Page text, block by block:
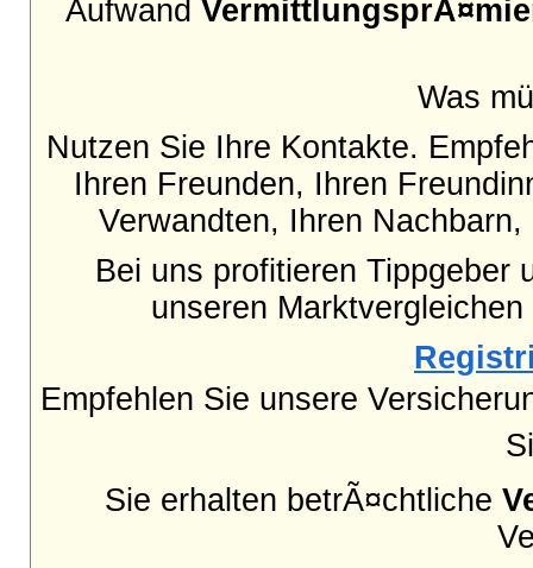
Aufwand
Was
Nutzen Sie Ihre Kontakte.
Ihren Freunden, Ihren
Verwandten, Ihren
Bei uns profitieren Tippgeber
unseren
Empfehlen Sie unsere
Sie erhalten betrÃ¤chtliche